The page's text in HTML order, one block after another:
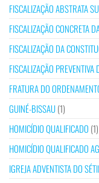
FISCALIZAÇÃO ABSTRATA
FISCALIZAÇÃO CONCRETA
FISCALIZAÇÃO DA
FISCALIZAÇÃO
FRATURA DO
GUINÉ-BISSAU(1)
HOMICÍDIO QUALIFICADO (1)
HOMICÍDIO QUALIFICADO
IGREJA ADVENTISTA DO